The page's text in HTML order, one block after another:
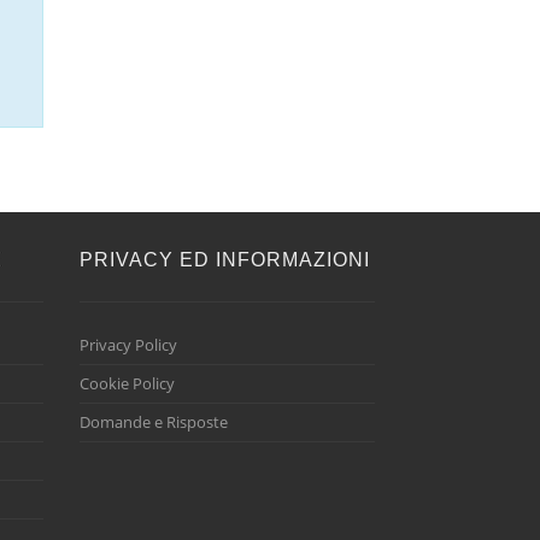
PRIVACY ED INFORMAZIONI
Privacy Policy
Cookie Policy
Domande e Risposte